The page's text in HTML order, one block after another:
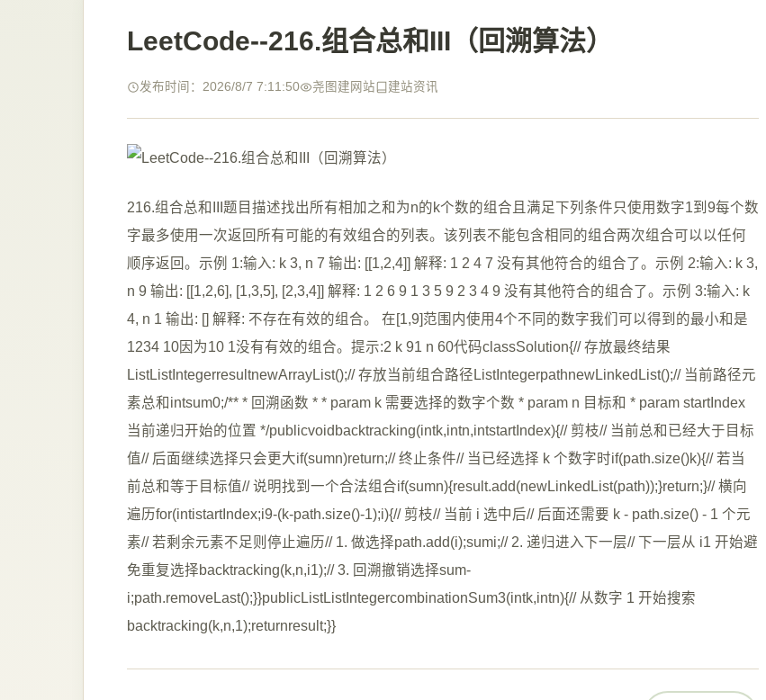
LeetCode--216.组合总和III（回溯算法）
发布时间：2026/8/7 7:11:50 尧图建网站 建站资讯
216.组合总和III题目描述找出所有相加之和为n的k个数的组合且满足下列条件只使用数字1到9每个数
字最多使用一次返回所有可能的有效组合的列表。该列表不能包含相同的组合两次组合可以以任何
顺序返回。示例 1:输入: k 3, n 7 输出: [[1,2,4]] 解释: 1 2 4 7 没有其他符合的组合了。示例 2:输入: k 3,
n 9 输出: [[1,2,6], [1,3,5], [2,3,4]] 解释: 1 2 6 9 1 3 5 9 2 3 4 9 没有其他符合的组合了。示例 3:输入: k
4, n 1 输出: [] 解释: 不存在有效的组合。 在[1,9]范围内使用4个不同的数字我们可以得到的最小和是
1234 10因为10 1没有有效的组合。提示:2 k 91 n 60代码classSolution{// 存放最终结果
ListListIntegerresultnewArrayList();// 存放当前组合路径ListIntegerpathnewLinkedList();// 当前路径元
素总和intsum0;/** * 回溯函数 * * param k 需要选择的数字个数 * param n 目标和 * param startIndex
当前递归开始的位置 */publicvoidbacktracking(intk,intn,intstartIndex){// 剪枝// 当前总和已经大于目标
值// 后面继续选择只会更大if(sumn)return;// 终止条件// 当已经选择 k 个数字时if(path.size()k){// 若当
前总和等于目标值// 说明找到一个合法组合if(sumn){result.add(newLinkedList(path));}return;}// 横向
遍历for(intistartIndex;i9-(k-path.size()-1);i){// 剪枝// 当前 i 选中后// 后面还需要 k - path.size() - 1 个元
素// 若剩余元素不足则停止遍历// 1. 做选择path.add(i);sumi;// 2. 递归进入下一层// 下一层从 i1 开始避
免重复选择backtracking(k,n,i1);// 3. 回溯撤销选择sum-
i;path.removeLast();}}publicListListIntegercombinationSum3(intk,intn){// 从数字 1 开始搜索
backtracking(k,n,1);returnresult;}}